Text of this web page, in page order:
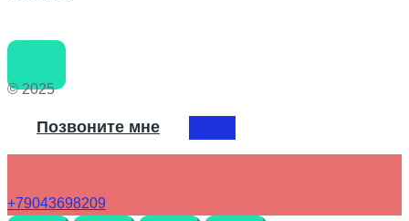
© 2025
Позвоните мне
+79043698209